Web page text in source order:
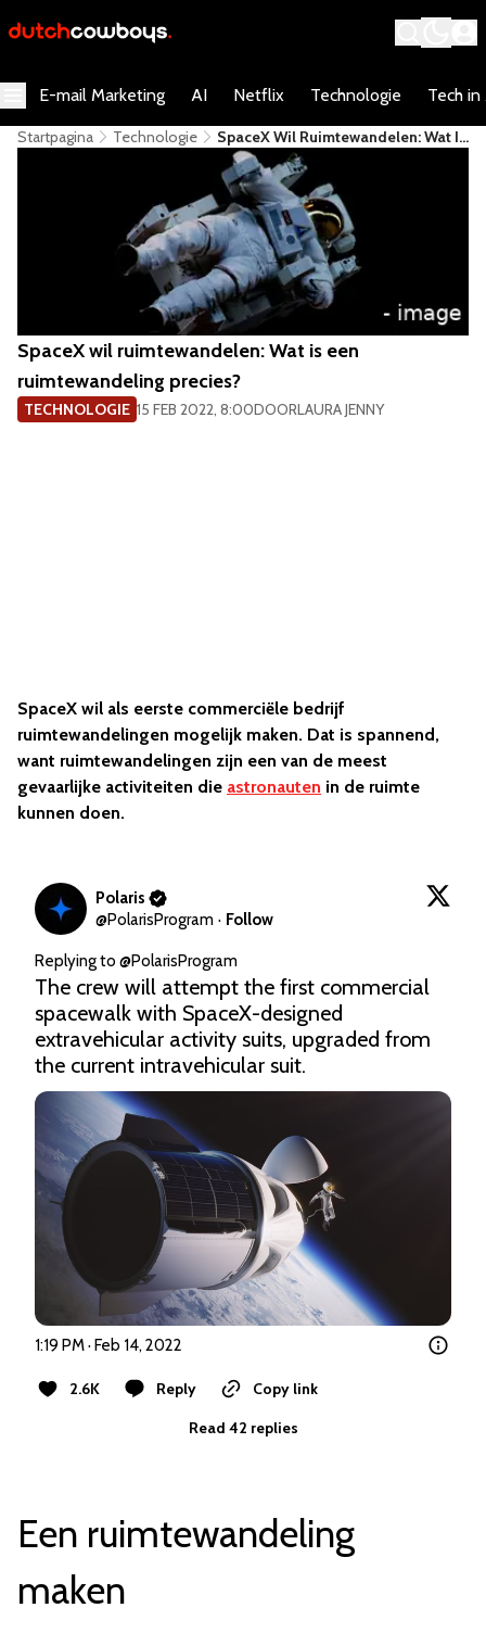
E-mail Marketing AI Netflix Technologie Tech in
Startpagina Technologie
SpaceX Wil Ruimtewandelen: Wat Is
Een Ruimtewandeling Precies?
SpaceX wil ruimtewandelen: Wat is een
ruimtewandeling precies?
TECHNOLOGIE 15 FEB 2022, 8:00DOORLAURA JENNY
SpaceX wil als eerste commerciële bedrijf
ruimtewandelingen mogelijk maken. Dat is spannend,
want ruimtewandelingen zijn een van de meest
gevaarlijke activiteiten die astronauten in de ruimte
kunnen doen.
Polaris
@PolarisProgram · Follow
Replying to @PolarisProgram
The crew will attempt the first commercial
spacewalk with SpaceX-designed
extravehicular activity suits, upgraded from
the current intravehicular suit.
1:19 PM · Feb 14, 2022
2.6K Reply
Copy link
Read 42 replies
Een ruimtewandeling
maken